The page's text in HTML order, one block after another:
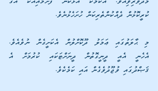
ކުރީކޮޅުން ދެއްކުންތެރިކަން ހުށަހެޅުނެވެ.
ޤަޞްދުގައި ވުޖޫދުވެގެން އައި ކަމެކެވެ.